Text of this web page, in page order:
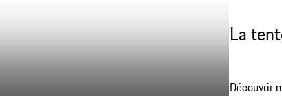
La
Découvrir